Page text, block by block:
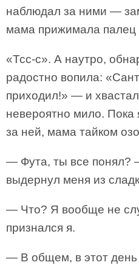
наблюдал за ними —
мама прижимала палец
«Тсс-с». А наутро,
радостно вопила:
приходил!» — и
невероятно мило.
за ней, мама тайком
— Фута, ты все понял?
выдернул меня из
— Что? Я вообще не
признался я.
— В общем, в этот день